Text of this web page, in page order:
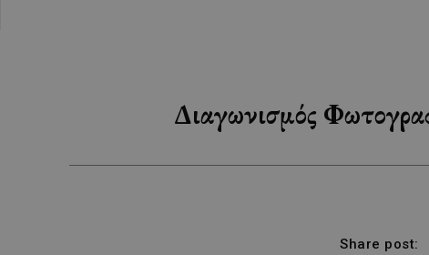
Διαγωνισμός
Share post: